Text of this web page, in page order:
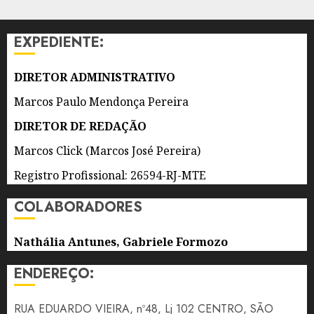
DIVERSÃO
6 DE
DE 2026
EXPEDIENTE:
DIRETOR ADMINISTRATIVO
Marcos Paulo Mendonça Pereira
DIRETOR DE REDAÇÃO
Marcos Click (Marcos José Pereira)
Registro Profissional: 26594-RJ-MTE
COLABORADORES
Nathália Antunes, Gabriele Formozo
ENDEREÇO:
RUA EDUARDO VIEIRA, nº48, Lj 102 CENTRO, SÃO